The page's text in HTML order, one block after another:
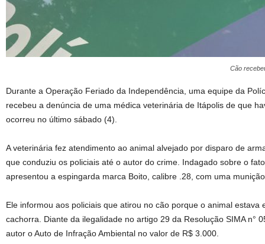
Cão
Durante a Operação Feriado da Independência, uma equipe da
recebeu a denúncia de uma médica veterinária de Itápolis de que
ocorreu no último sábado (4).
A veterinária fez atendimento ao animal alvejado por disparo de
que conduziu os policiais até o autor do crime. Indagado sobre o
apresentou a espingarda marca Boito, calibre .28, com uma
Ele informou aos policiais que atirou no cão porque o animal estava
cachorra. Diante da ilegalidade no artigo 29 da Resolução SIMA n°
autor o Auto de Infração Ambiental no valor de R$ 3.000.